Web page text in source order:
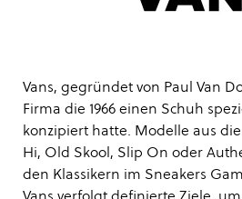
Vans, gegründet von Paul Van
Firma die 1966 einen Schuh
konzipiert hatte. Modelle aus
Hi, Old Skool, Slip On oder
den Klassikern im Sneakers